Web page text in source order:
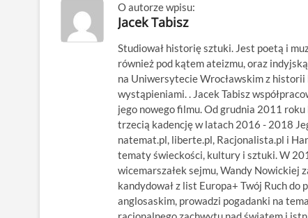
O autorze wpisu:
Jacek Tabisz
Studiował historię sztuki. Jest poetą i
również pod kątem ateizmu, oraz
na Uniwersytecie Wrocławskim z
wystąpieniami. . Jacek Tabisz
jego nowego filmu. Od grudnia 2011
trzecią kadencję w latach 2016 - 2018
natemat.pl, liberte.pl, Racjonalista.pl i
tematy świeckości, kultury i sztuki. W
wicemarszałek sejmu, Wandy Nowickiej
kandydował z list Europa+ Twój Ruch
anglosaskim, prowadzi pogadanki na